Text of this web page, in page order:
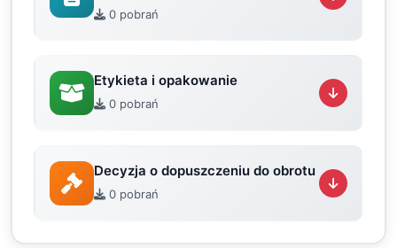
0 pobrań
Etykieta i opakowanie
0 pobrań
Decyzja o dopuszczeniu do obrotu
0 pobrań